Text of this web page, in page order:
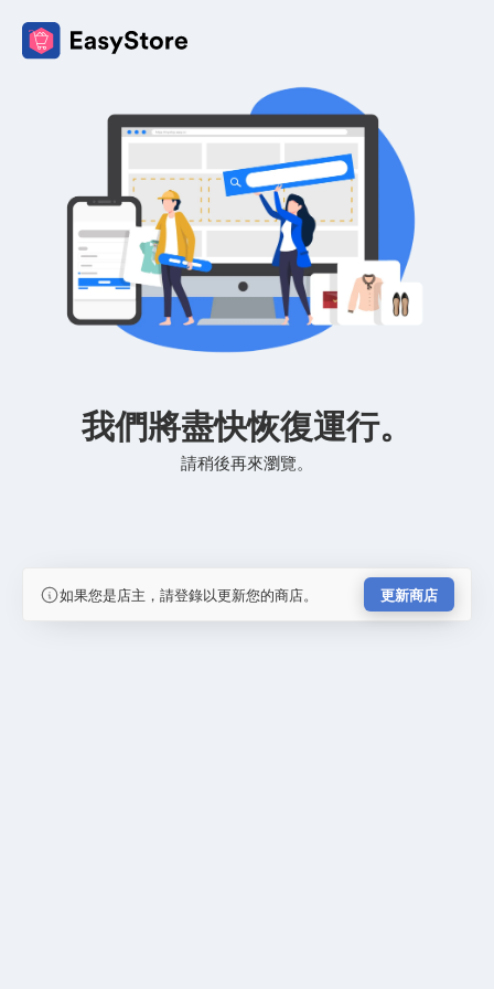
我們將盡快恢復運行。
請稍後再來瀏覽。
如果您是店主，請登錄以更新您的商店。 更新商店